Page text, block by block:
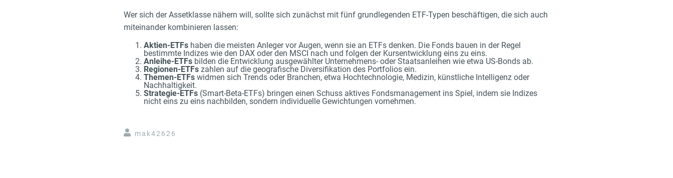
Wer sich der Assetklasse nähern will, sollte sich zunächst mit fünf grundlegenden ETF-Typen beschäftigen, die sich auch
miteinander kombinieren lassen:
Aktien-ETFs haben die meisten Anleger vor Augen, wenn sie an ETFs denken. Die Fonds bauen in der Regel
bestimmte Indizes wie den DAX oder den MSCI nach und folgen der Kursentwicklung eins zu eins.
Anleihe-ETFs bilden die Entwicklung ausgewählter Unternehmens- oder Staatsanleihen wie etwa US-Bonds ab.
Regionen-ETFs zahlen auf die geografische Diversifikation des Portfolios ein.
Themen-ETFs widmen sich Trends oder Branchen, etwa Hochtechnologie, Medizin, künstliche Intelligenz oder
Nachhaltigkeit.
Strategie-ETFs (Smart-Beta-ETFs) bringen einen Schuss aktives Fondsmanagement ins Spiel, indem sie Indizes
nicht eins zu eins nachbilden, sondern individuelle Gewichtungen vornehmen.
mak42626